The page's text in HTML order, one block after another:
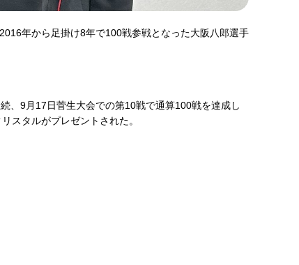
2016年から足掛け8年で100戦参戦となった大阪八郎選手
、9月17日菅生大会での第10戦で通算100戦を達成し
スタルがプレゼントされた。